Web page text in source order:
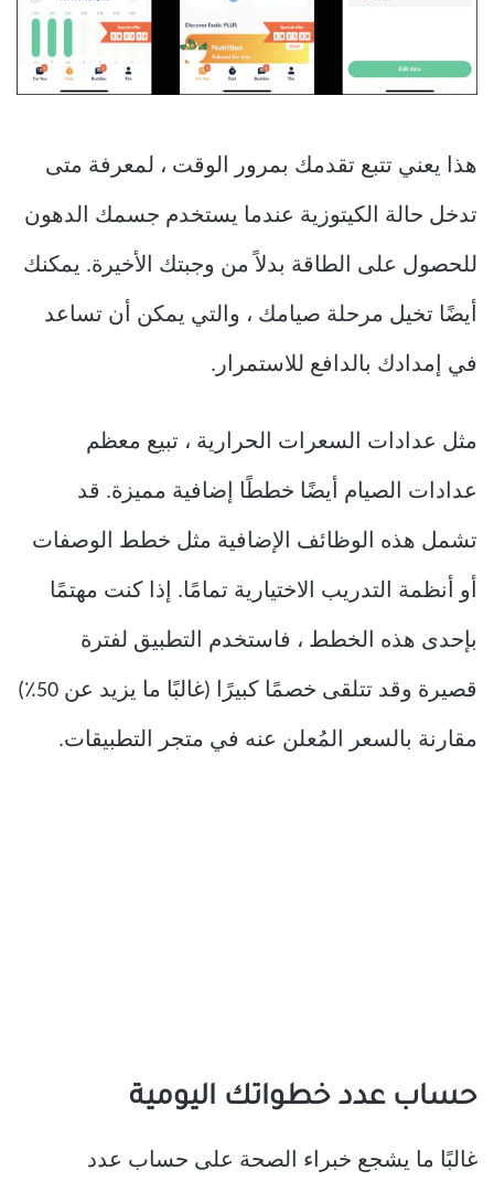
هذا يعني تتبع تقدمك بمرور الوقت ، لمعرفة متى
تدخل حالة الكيتوزية عندما يستخدم جسمك الدهون
للحصول على الطاقة بدلاً من وجبتك الأخيرة. يمكنك
أيضًا تخيل مرحلة صيامك ، والتي يمكن أن تساعد
في إمدادك بالدافع للاستمرار.
مثل عدادات السعرات الحرارية ، تبيع معظم
عدادات الصيام أيضًا خططًا إضافية مميزة. قد
تشمل هذه الوظائف الإضافية مثل خطط الوصفات
أو أنظمة التدريب الاختيارية تمامًا. إذا كنت مهتمًا
بإحدى هذه الخطط ، فاستخدم التطبيق لفترة
قصيرة وقد تتلقى خصمًا كبيرًا (غالبًا ما يزيد عن 50٪)
مقارنة بالسعر المُعلن عنه في متجر التطبيقات.
حساب عدد خطواتك اليومية
غالبًا ما يشجع خبراء الصحة على حساب عدد